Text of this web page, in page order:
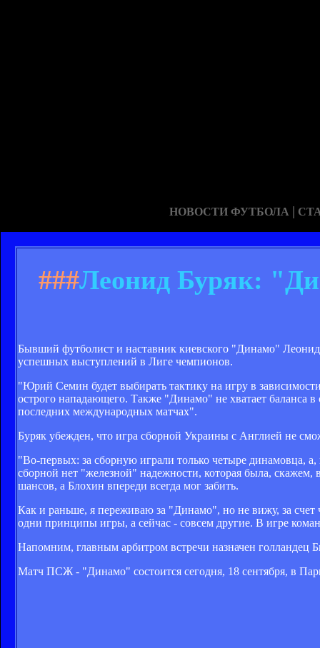
НОВОСТИ ФУТБОЛА |
###Леонид Буряк:
Бывший футболист и наставник киевского "Динамо" Леонид
успешных выступлений в Лиге чемпионов.
"Юрий Семин будет выбирать тактику на игру в
острого нападающего. Также "Динамо" не хватает баланса
последних международных матчах".
Буряк убежден, что игра сборной Украины с Англией не
"Во-первых: за сборную играли только четыре динамовца,
сборной нет "железной" надежности, которая была,
шансов, а Блохин впереди всегда мог забить.
Как и раньше, я переживаю за "Динамо", но не вижу, за
одни принципы игры, а сейчас - совсем другие. В игре
Напомним, главным арбитром встречи назначен голландец
Матч ПСЖ - "Динамо" состоится сегодня, 18 сентября, в